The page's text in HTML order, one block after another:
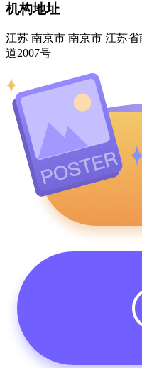
机构地址
江苏 南京市 南京市 江苏
道2007号